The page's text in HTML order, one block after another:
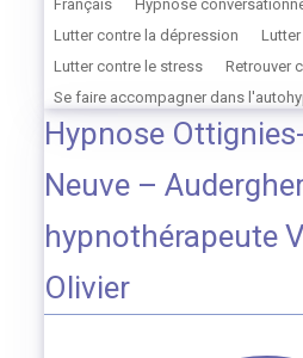
Français
Hypnose
Lutter contre la dépression
Lutter contre le stress
Retrouver
Se faire accompagner dans
Hypnose
Neuve –
hypnothérapeute
Olivier